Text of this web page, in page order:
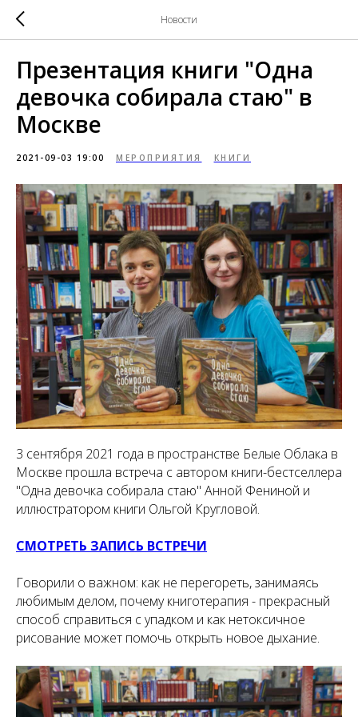
Новости
Презентация книги "Одна
девочка собирала стаю" в
Москве
2021-09-03 19:00 МЕРОПРИЯТИЯ КНИГИ
3 сентября 2021 года в пространстве Белые Облака в
Москве прошла встреча с автором книги-бестселлера
"Одна девочка собирала стаю" Анной Фениной и
иллюстратором книги Ольгой Кругловой.
СМОТРЕТЬ ЗАПИСЬ ВСТРЕЧИ
Говорили о важном: как не перегореть, занимаясь
любимым делом, почему книготерапия - прекрасный
способ справиться с упадком и как нетоксичное
рисование может помочь открыть новое дыхание.